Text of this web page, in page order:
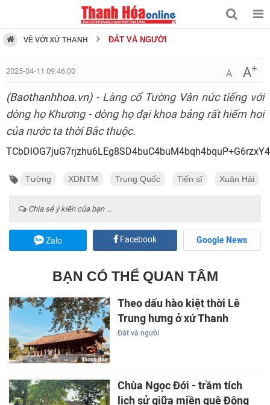
VỀ VỚI XỨ THANH ĐẤT VÀ NGƯỜI
2025-04-11 09:46:00 A A+
(Baothanhhoa.vn)- Làng cổ Tường Vân nức tiếng với
dòng họ Khương - dòng họ đại khoa bảng rất hiếm hoi
của nước ta thời Bắc thuộc.
Tường XDNTM Trung Quốc Tiến sĩ Xuân Hải
Chia sẻ ý kiến của bạn ...
Zalo Facebook Google News
BẠN CÓ THỂ QUAN TÂM
Theo dấu hào kiệt thời Lê
Trung hưng ở xứ Thanh
Đất và người
Chùa Ngọc Đới - trầm tích
lịch sử giữa miền quê Đông